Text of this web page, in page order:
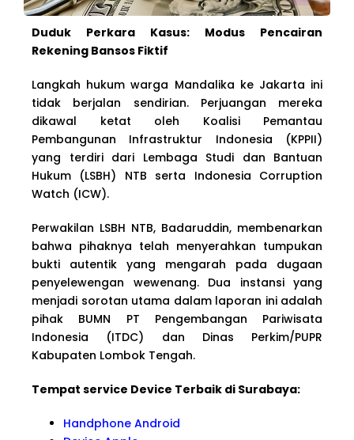
Duduk Perkara Kasus: Modus Pencairan
Rekening Bansos Fiktif
Langkah hukum warga Mandalika ke Jakarta ini
tidak berjalan sendirian. Perjuangan mereka
dikawal ketat oleh Koalisi Pemantau
Pembangunan Infrastruktur Indonesia (KPPII)
yang terdiri dari Lembaga Studi dan Bantuan
Hukum (LSBH) NTB serta Indonesia Corruption
Watch (ICW).
Perwakilan LSBH NTB, Badaruddin, membenarkan
bahwa pihaknya telah menyerahkan tumpukan
bukti autentik yang mengarah pada dugaan
penyelewengan wewenang. Dua instansi yang
menjadi sorotan utama dalam laporan ini adalah
pihak BUMN PT Pengembangan Pariwisata
Indonesia (ITDC) dan Dinas Perkim/PUPR
Kabupaten Lombok Tengah.
Tempat service Device Terbaik di Surabaya:
Handphone Android